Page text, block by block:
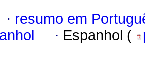
· resumo em
· Espanhol (